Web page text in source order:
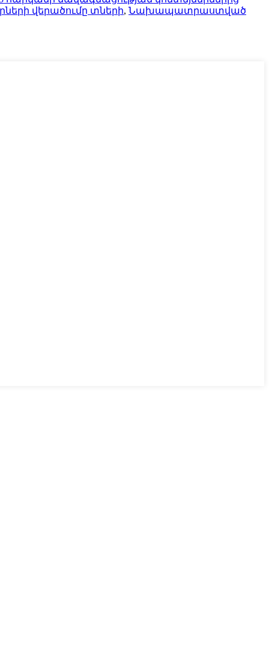
վերածումը տների, Նախապատրաստված